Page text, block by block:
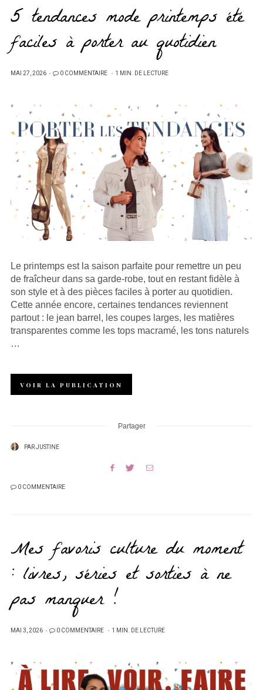
5 tendances mode printemps été
faciles à porter au quotidien
PUBLIÉ
MAI 27, 2026 0 COMMENTAIRE 1 MIN. DE LECTURE
Le printemps est la saison parfaite pour remettre un peu
de fraîcheur dans sa garde-robe, tout en restant fidèle à
son style et à des pièces faciles à porter au quotidien.
Cette année encore, certaines tendances reviennent
partout : le jean barrel, les coupes larges, les matières
transparentes comme les tops macramé, les tons naturels
…
VOIR LA PUBLICATION
Partager
PARJUSTINE
0 COMMENTAIRE
Mes favoris culture du moment
: livres, séries et sorties à ne
pas manquer !
PUBLIÉ
MAI 3, 2026 0 COMMENTAIRE 1 MIN. DE LECTURE